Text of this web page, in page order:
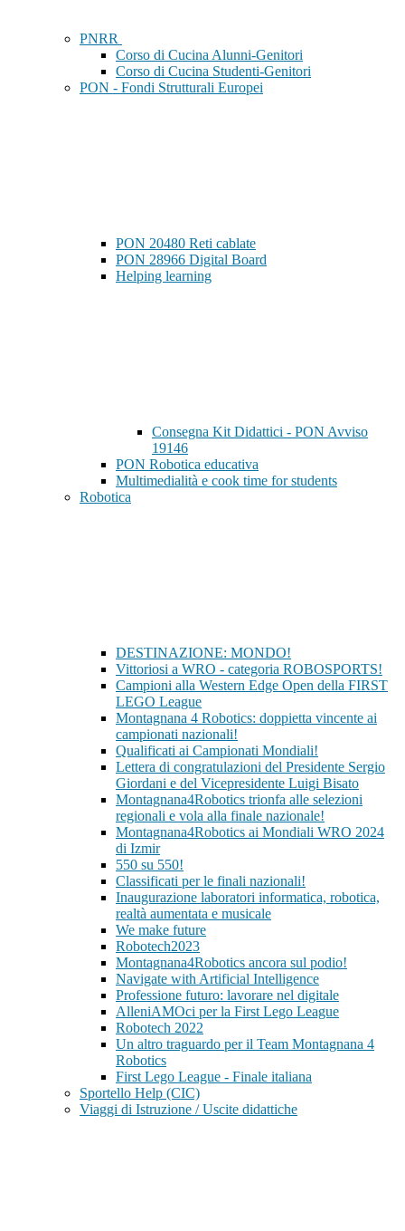
PNRR
Corso di Cucina Alunni-Genitori
Corso di Cucina Studenti-Genitori
PON - Fondi Strutturali Europei
PON 20480 Reti cablate
PON 28966 Digital Board
Helping learning
Consegna Kit Didattici - PON Avviso
19146
PON Robotica educativa
Multimedialità e cook time for students
Robotica
DESTINAZIONE: MONDO!
Vittoriosi a WRO - categoria ROBOSPORTS!
Campioni alla Western Edge Open della FIRST
LEGO League
Montagnana 4 Robotics: doppietta vincente ai
campionati nazionali!
Qualificati ai Campionati Mondiali!
Lettera di congratulazioni del Presidente Sergio
Giordani e del Vicepresidente Luigi Bisato
Montagnana4Robotics trionfa alle selezioni
regionali e vola alla finale nazionale!
Montagnana4Robotics ai Mondiali WRO 2024
di Izmir
550 su 550!
Classificati per le finali nazionali!
Inaugurazione laboratori informatica, robotica,
realtà aumentata e musicale
We make future
Robotech2023
Montagnana4Robotics ancora sul podio!
Navigate with Artificial Intelligence
Professione futuro: lavorare nel digitale
AlleniAMOci per la First Lego League
Robotech 2022
Un altro traguardo per il Team Montagnana 4
Robotics
First Lego League - Finale italiana
Sportello Help (CIC)
Viaggi di Istruzione / Uscite didattiche